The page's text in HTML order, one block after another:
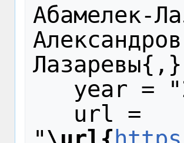
Абамелек-